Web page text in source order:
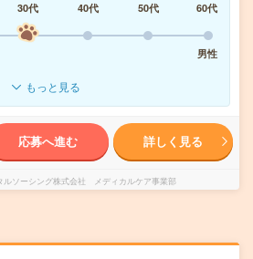
30代 40代 50代
60代
男性
もっと見る
応募へ進む 詳しく見る
ルソーシング株式会社 メディカルケア事業部